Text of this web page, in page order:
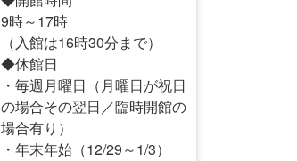
9時～17時
（入館は16時30分まで）
◆休館日
・毎週月曜日（月曜日が祝日
の場合その翌日／臨時開館の
場合有り）
・年末年始（12/29～1/3）